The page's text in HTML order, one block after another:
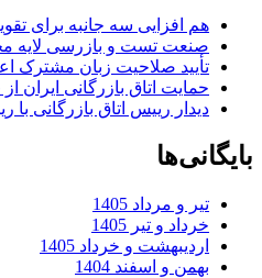
هم افزایی سه جانبه برای
صنعت تست و بازرسی لایه
تأیید صلاحیت زبان مشترک
حمایت اتاق بازرگانی ایران
دیدار رییس اتاق بازرگانی
بایگانی‌ها
تیر و مرداد 1405
خرداد و تیر 1405
اردیبهشت و خرداد 1405
بهمن و اسفند 1404